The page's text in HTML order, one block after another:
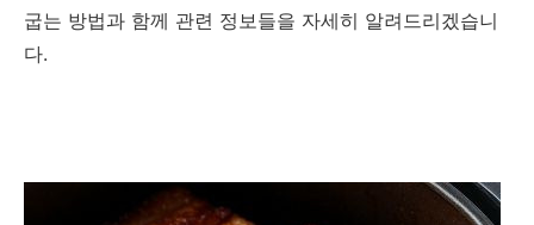
굽는 방법과 함께 관련 정보들을 자세히 알려드리겠습니
다.